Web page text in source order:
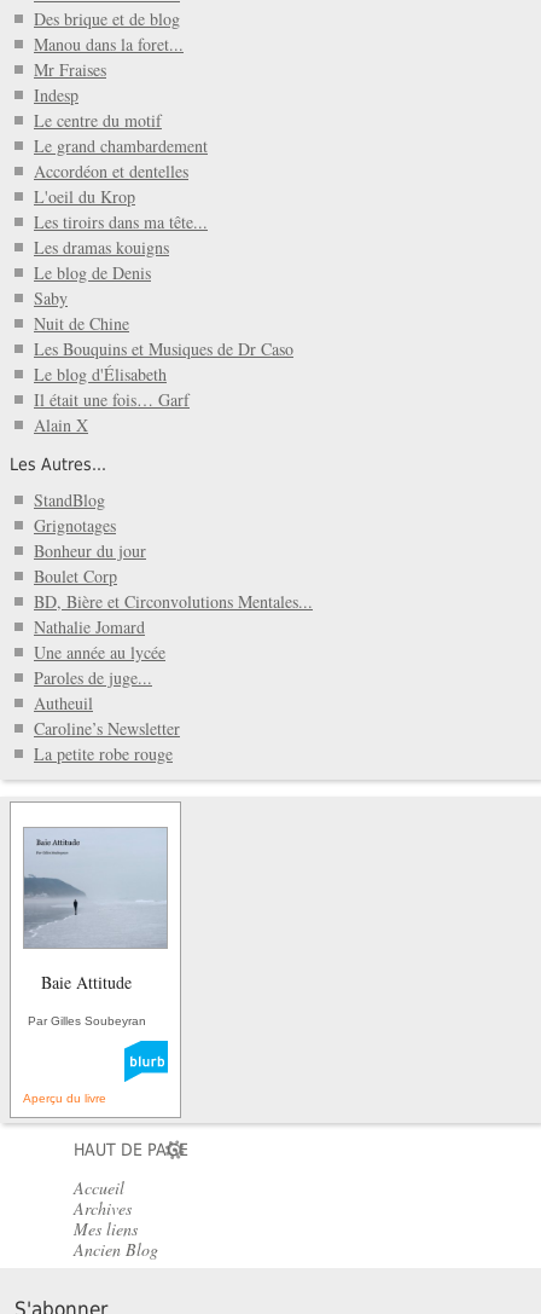
Des brique et de blog
Manou dans la foret...
Mr Fraises
Indesp
Le centre du motif
Le grand chambardement
Accordéon et dentelles
L'oeil du Krop
Les tiroirs dans ma tête...
Les dramas kouigns
Le blog de Denis
Saby
Nuit de Chine
Les Bouquins et Musiques de Dr Caso
Le blog d'Élisabeth
Il était une fois… Garf
Alain X
Les Autres...
StandBlog
Grignotages
Bonheur du jour
Boulet Corp
BD, Bière et Circonvolutions Mentales...
Nathalie Jomard
Une année au lycée
Paroles de juge...
Autheuil
Caroline’s Newsletter
La petite robe rouge
Baie Attitude
Par Gilles Soubeyran
Aperçu du livre
HAUT DE PAGE
Accueil
Archives
Mes liens
Ancien Blog